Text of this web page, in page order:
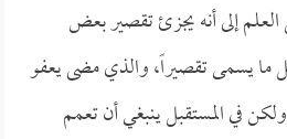
إلى أنه يجزئ تقصير بعض
ما يسمى تقصيراً، والذي مضى يعفو
في المستقبل ينبغي أن تعمم